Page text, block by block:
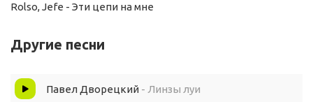
Rolso, Jefe - Эти цепи на мне
Другие песни
Павел Дворецкий - Линзы луи